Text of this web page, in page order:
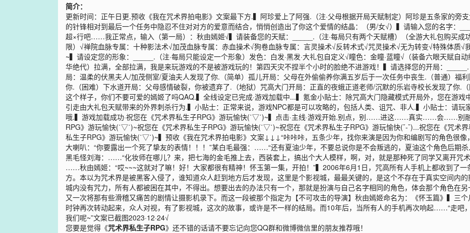
简介：
更新时间：正午日更.预收《我在咒术界拍电影》文案最下方.▍阿珍爱上了阿强.（注·父母根据开局天赋制定）阿珍是五条家的旁
的针锋相对到最后一个任务中隐忍不住对对方的爱意而结合，悄悄创造出了你这个爱情的结晶：（男/女√）▍请输入您的名字：
超×行吧……我正常点，输入（第一局）：秋由嫣姬√▍请装备您的天赋：_____.（注·每局只有两个天赋槽）（全游大礼包购买成
限）√禅院血脉专属：十种影法术√加茂血脉专属：赤血操术√狗卷血脉专属：言灵操术√反转术式√咒灵操术√无为转变√特殊体质√
~▍请设定您的形象：_____.（注·每局只能设定一个形象）发色：白发·黑发·大礼包自定义√瞳色：金瞳·蓝瞳√（装备六眼天赋自
华绝代）拉满，全部拉满，我是来玩游戏的不是被游戏玩的！第四天灾不捏半个小时的脸绝不进游戏！▍请选择您的开局：
局：温柔的伏黑夫人/加茂侧室/夏油夫人发现了你.（简单）孤儿开局：父母在外偷偷养你满五岁后于一次任务中丧生.（普通）福
你.（困难）下水道开局：父母感情破裂，你被遗弃了.（地狱）咒高大门开局：正直的夜蛾正道老师/沉默的乐岩寺校长发现了你.
这个样子，你们不要可爱的嫣姬了吗QAQ.▍全线设定已完成·游戏加载中...▍氪金小贴士：除咒高大门隐藏模式开局外，您在游戏
引走由大礼包天赋带来的外界刺杀行为.▍小贴士：正常来说，游戏NPC都是可以攻略的，包括人类、诅咒、非人.▍小贴士：请玩
哦.▍游戏加载成功·祝您在《咒术界私生子RPG》游玩愉快(˙▽˙)~▍点击·主线·游戏开始.别点，别……进这……真实……会……
RPG》游玩愉快(˙▽˙)~祝您在《咒术界私生子RPG》游玩愉快(˙▽˙)~祝您在《咒术界私生子RPG》游玩愉快(ˇ-ˇ)...祝您在《咒术
私生子RPG》游玩愉快(˙▽˙)~▍预收《我在咒术界拍电影》文案↓↓↓“咔咔咔，五条少年，找你来演是因为你和编剧写的角色很像
大喇叭：“你要露出一个死了挚友的表情！！！”某白毛最强：……“还有夏油少年，不要总说你是不会叛逃的，夏油这个角色后期
黑毛怪刘海：……“化妆师在哪儿？来，把七海的金毛推上去，西装套上，搞出个大人模样，啊，对，就是那种死了同学又离开咒术
……秋由嫣姬：“哎~~~这就对了嘛！好！大家都很有精神！怀玉第一集，开拍！”▍2006年6月1日，咒高所有人手机上都收到了
方。本以为咒术界是被黑客入侵了，谁知道众人赶到地方后才发现，这里是个影视城，最最关键的，是这个不存在于真实空间内
城内没有咒力，所有人都被困在其中，不得出。想要出去的办法只有一个，那就是扮演与自己名字相同的角色，体会那个角色在
又一次将那有些滑稽又痛苦的剧情让摄影机录下。而这一段被那个指定为【不可攻击的导演】秋由嫣姬命名为：《怀玉篇》▍三
时钟再次转动起来，众人对视，有了影视城，这次的故事，或许是不一样的结局。而10年后，当所有人的手机再次响起……“走吧
我们呢~”文案已截图2023·12·24√
您要是觉得《咒术界私生子RPG》还不错的话请不要忘记向您QQ群和微博微信里的朋友推荐哦！